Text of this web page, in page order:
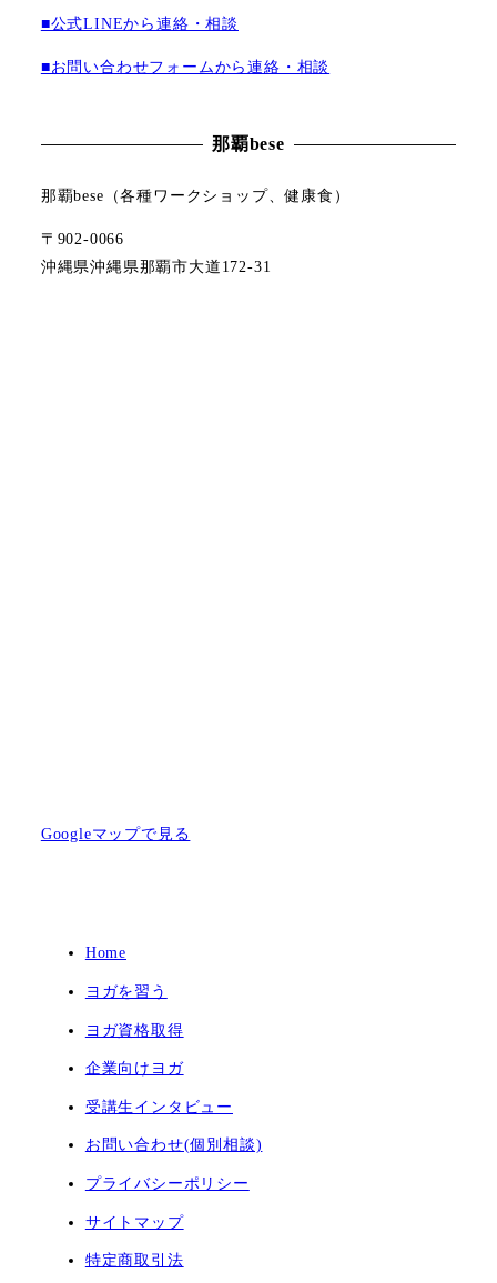
■公式LINEから連絡・相談
■お問い合わせフォームから連絡・相談
那覇bese
那覇bese（各種ワークショップ、健康食）
〒902-0066
沖縄県沖縄県那覇市大道172-31
Googleマップで見る
Home
ヨガを習う
ヨガ資格取得
企業向けヨガ
受講生インタビュー
お問い合わせ(個別相談)
プライバシーポリシー
サイトマップ
特定商取引法